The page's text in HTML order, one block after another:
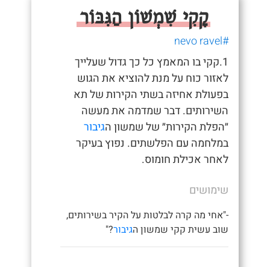
קָקִי שִׁמְשׁוֹן הַגִּבּוֹר
#nevo ravel
1.קקי בו המאמץ כל כך גדול שעלייך
לאזור כוח על מנת להוציא את הגוש
בפעולת אחיזה בשתי הקירות של תא
השירותים. דבר שמדמה את מעשה
״הפלת הקירות״ של שמשון הגיבור
במלחמה עם הפלשתים. נפוץ בעיקר
לאחר אכילת חומוס.
שימושים
-"אחי מה קרה לבלטות על הקיר בשירותים,
שוב עשית קקי שמשון הגיבור?"